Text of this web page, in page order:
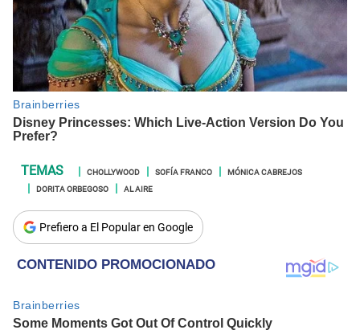
CHOLLYWOOD SOFÍA FRANCO
MÓNICA CABREJOS
DORITA ORBEGOSO
AL AIRE
Prefiero a El Popular en Google